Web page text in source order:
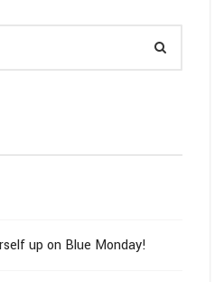
up on Blue Monday!